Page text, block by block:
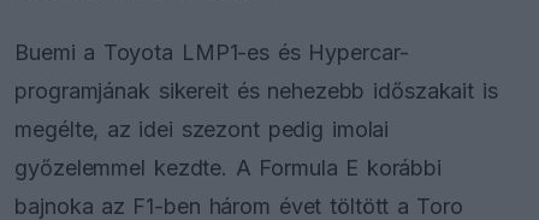
Buemi a Toyota LMP1-es és Hypercar-
programjának sikereit és nehezebb időszakait is
megélte, az idei szezont pedig imolai
győzelemmel kezdte. A Formula E korábbi
bajnoka az F1-ben három évet töltött a Toro